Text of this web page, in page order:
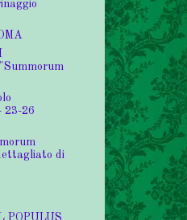
23-26
di
POPULUS